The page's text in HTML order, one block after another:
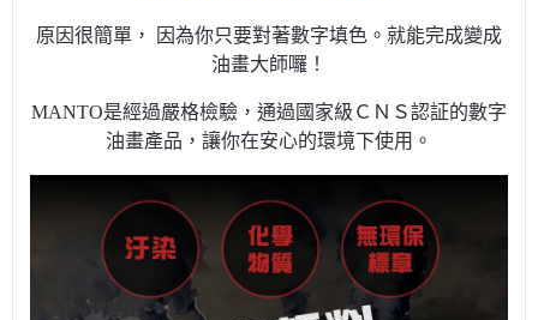
原因很簡單， 因為你只要對著數字填色。就能完成變成
油畫大師囉！
MANTO是經過嚴格檢驗，通過國家級ＣＮＳ認証的數字
油畫產品，讓你在安心的環境下使用。